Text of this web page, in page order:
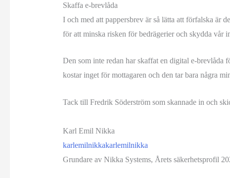
Skaffa e-brevlåda
I och med att pappersbrev är så lätta att förfalska är
för att minska risken för bedrägerier och skydda vår
Den som inte redan har skaffat en digital e-brevlåda
kostar inget för mottagaren och den tar bara några
Tack till Fredrik Söderström som skannade in och
Karl Emil Nikka
karlemilnikkakarlemilnikka
Grundare av Nikka Systems, Årets säkerhetsprofil